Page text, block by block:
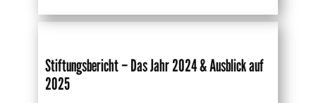
Stiftungsbericht – Das Jahr 2024 & Ausblick auf
2025